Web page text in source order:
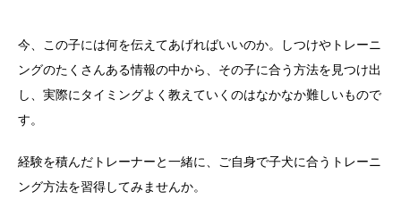
今、この子には何を伝えてあげればいいのか。しつけやトレーニ
ングのたくさんある情報の中から、その子に合う方法を見つけ出
し、実際にタイミングよく教えていくのはなかなか難しいもので
す。
経験を積んだトレーナーと一緒に、ご自身で子犬に合うトレーニ
ング方法を習得してみませんか。